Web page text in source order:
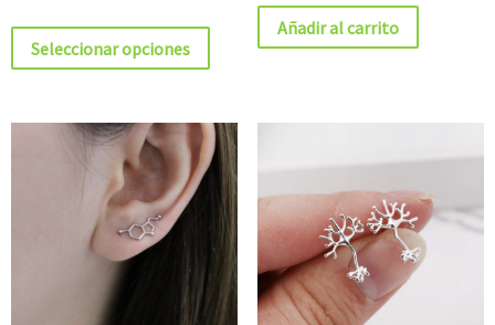
Seleccionar opciones
Añadir al carrito